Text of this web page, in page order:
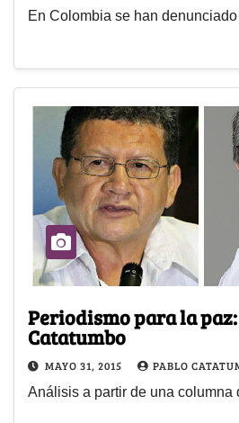
En Colombia se han
Periodismo para la
Catatumbo
MAYO 31, 2015 PABLO
Análisis a partir de una columna